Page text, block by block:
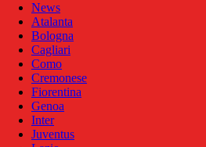
News
Atalanta
Bologna
Cagliari
Como
Cremonese
Fiorentina
Genoa
Inter
Juventus